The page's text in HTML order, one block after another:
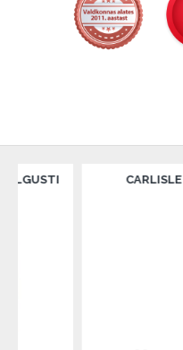
CARLISLE LAMP